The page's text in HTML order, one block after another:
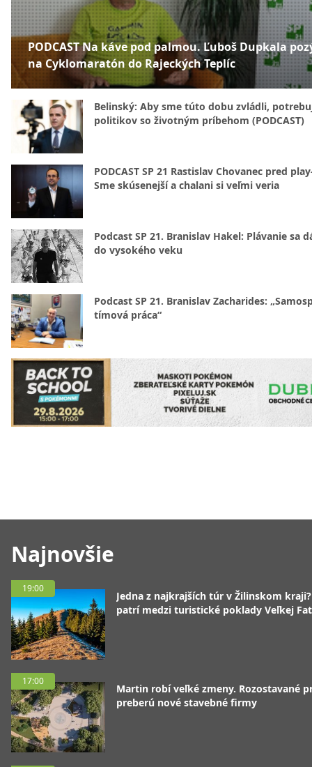
Najnovšie
19:00
Jedna z najkrajších túr v Žilinskom
patrí medzi turistické poklady Veľkej
17:00
Martin robí veľké zmeny. Rozostavané
preberú nové stavebné firmy
PODCAST Na káve pod palmou. Ľuboš Dupkala
na Cyklomaratón do Rajeckých Teplíc
Belinský: Aby sme túto dobu zvládli,
politikov so životným príbehom (PODCAST)
PODCAST SP 21 Rastislav Chovanec pred
Sme skúsenejší a chalani si veľmi veria
Podcast SP 21. Branislav Hakel: Plávanie sa
do vysokého veku
Podcast SP 21. Branislav Zacharides:
tímová práca“